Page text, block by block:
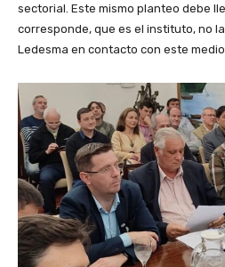
sectorial. Este mismo planteo debe
corresponde, que es el instituto, no
Ledesma en contacto con este medio.